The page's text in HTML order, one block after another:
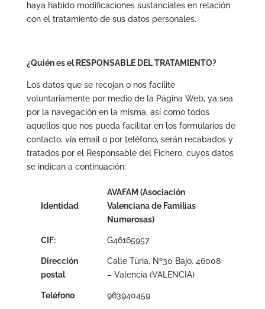
haya habido modificaciones sustanciales en relación
con el tratamiento de sus datos personales.
¿Quién es el RESPONSABLE DEL TRATAMIENTO?
Los datos que se recojan o nos facilite
voluntariamente por medio de la Página Web, ya sea
por la navegación en la misma, así como todos
aquellos que nos pueda facilitar en los formularios de
contacto, vía email o por teléfono, serán recabados y
tratados por el Responsable del Fichero, cuyos datos
se indican a continuación:
Identidad
AVAFAM (Asociación
Valenciana de Familias
Numerosas)
CIF: G46165957
Dirección
postal
Calle Túria, Nº30 Bajo. 46008
– Valencia (VALENCIA)
Teléfono 963940459